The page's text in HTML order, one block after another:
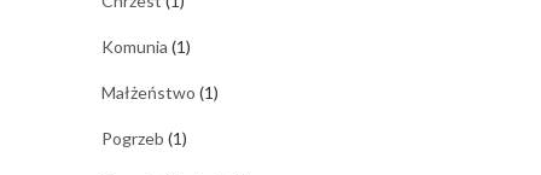
Komunia (1)
Małżeństwo (1)
Pogrzeb (1)